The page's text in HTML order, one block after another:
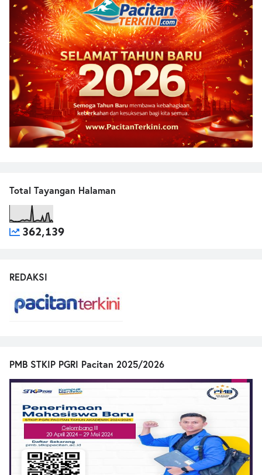
Total Tayangan Halaman
362,139
REDAKSI
PMB STKIP PGRI Pacitan 2025/2026